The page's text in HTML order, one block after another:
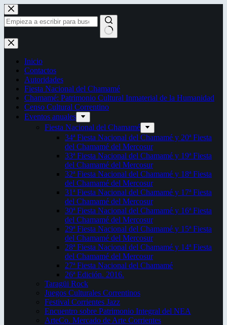
Saltar
al
contenido
Sin
resultados
Inicio
Contactos
Autoridades
Fiesta Nacional del Chamamé
Chamamé: Patrimonio Cultural Inmaterial de la Humanidad
Censo Cultural Correntino
Eventos anuales
Fiesta Nacional del Chamamé
34ª Fiesta Nacional del Chamamé y 20ª Fiesta
del Chamamé del Mercosur
33ª Fiesta Nacional del Chamamé y 19ª Fiesta
del Chamamé del Mercosur
32ª Fiesta Nacional del Chamamé y 18ª Fiesta
del Chamamé del Mercosur
31ª Fiesta Nacional del Chamamé y 17ª Fiesta
del Chamamé del Mercosur
30ª Fiesta Nacional del Chamamé y 16ª Fiesta
del Chamamé del Mercosur
29ª Fiesta Nacional del Chamamé y 15ª Fiesta
del Chamamé del Mercosur
28ª Fiesta Nacional del Chamamé y 14ª Fiesta
del Chamamé del Mercosur
27ª Fiesta Nacional del Chamamé
26ª Edición. 2016.
Taragüi Rock
Juegos Culturales Correntinos
Festival Corrientes Jazz
Encuentro sobre Patrimonio Integral del NEA
ArteCo. Mercado de Arte Corrientes